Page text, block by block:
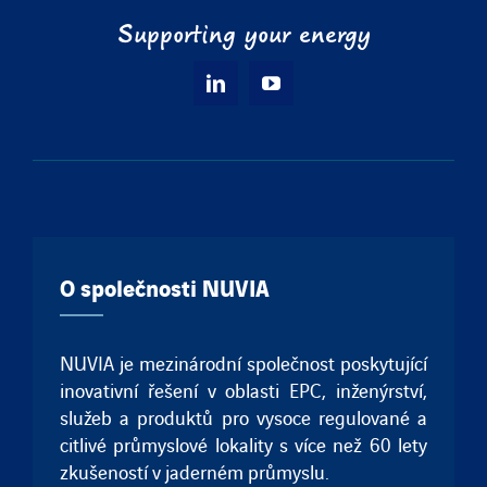
Supporting your energy
O společnosti NUVIA
NUVIA je mezinárodní společnost poskytující
inovativní řešení v oblasti EPC, inženýrství,
služeb a produktů pro vysoce regulované a
citlivé průmyslové lokality s více než 60 lety
zkušeností v jaderném průmyslu.